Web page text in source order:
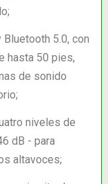
5.0, con
hasta 50 pies,
de sonido
niveles de
dB - para
altavoces;